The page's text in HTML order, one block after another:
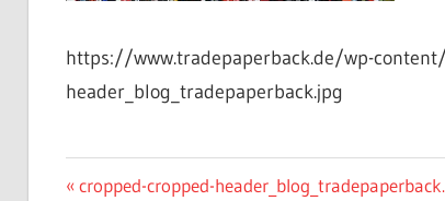
https://www.tradepaperback.de/wp-
header_blog_tradepaperback.jpg
Beitragsnavigation
Vorheriger
cropped-cropped-